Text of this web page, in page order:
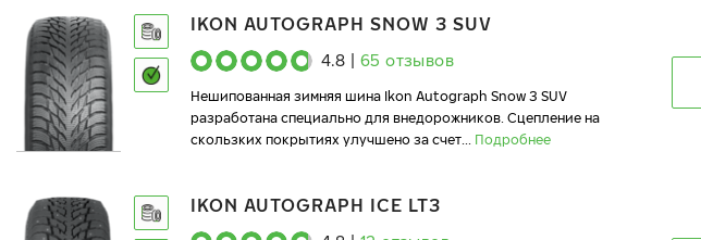
IKON AUTOGRAPH SNOW 3 SUV
4.8 65 отзывов
Нешипованная зимняя шина Ikon Autograph Snow 3 SUV
разработана специально для внедорожников. Сцепление на
скользких покрытиях улучшено за счет... Подробнее
IKON AUTOGRAPH ICE LT3